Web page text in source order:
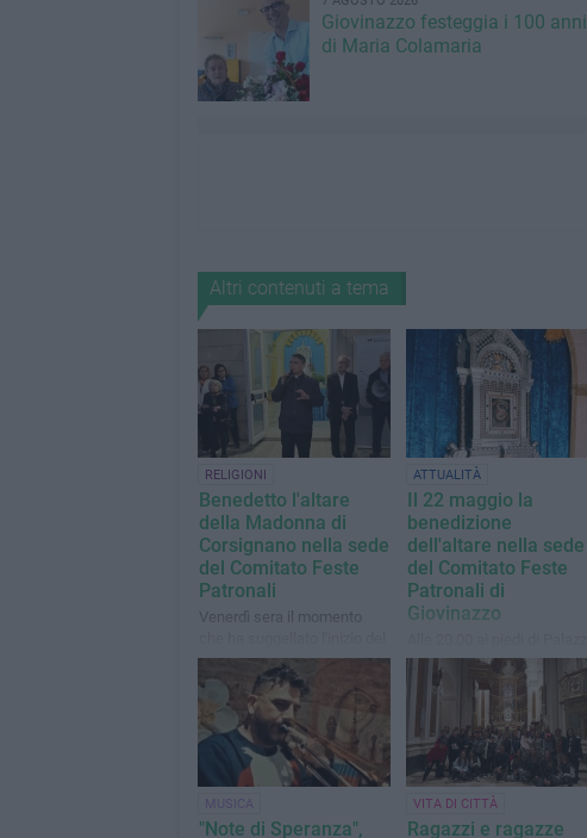
Giovinazzo festeggia i 100 anni
di Maria Colamaria
Altri contenuti a tema
RELIGIONI
Benedetto l'altare
della Madonna di
Corsignano nella sede
del Comitato Feste
Patronali
Venerdì sera il momento
percorso sino ai
festeggiamenti agostani
ATTUALITÀ
Il 22 maggio la
benedizione
dell'altare nella sede
del Comitato Feste
Patronali di
Giovinazzo
di Città
MUSICA
"Note di Speranza",
VITA DI CITTÀ
Ragazzi e ragazze